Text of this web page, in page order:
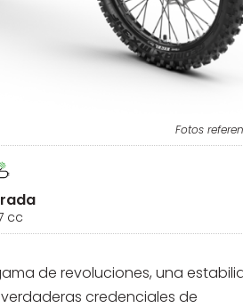
Fotos
cc
de revoluciones, una
credenciales de